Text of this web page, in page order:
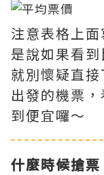
注意表格上
是說如果看
就別懷疑直
出發的機票
到便宜囉～
什麼時候搶